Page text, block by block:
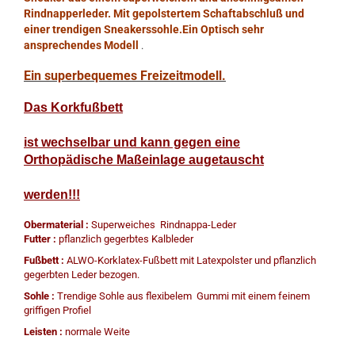
Rindnapperleder. Mit gepolstertem Schaftabschluß und
einer trendigenSneakerssohle.Ein Optisch sehr
ansprechendes Modell .
Ein superbequemes Freizeitmodell.
Das Korkfußbett
ist wechselbar und kann gegen eine
Orthopädische Maßeinlage augetauscht
werden!!!
Obermaterial : Superweiches Rindnappa-Leder
Futter : pflanzlich gegerbtes Kalbleder
Fußbett : ALWO-Korklatex-Fußbett mit Latexpolster und pflanzlich
gegerbten Leder bezogen.
Sohle : Trendige Sohle aus flexibelem Gummi mit einem feinem
griffigen Profiel
Leisten : normale Weite